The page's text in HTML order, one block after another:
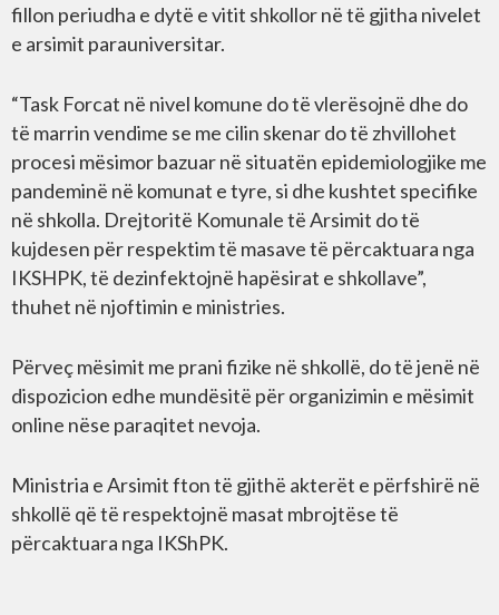
fillon periudha e dytë e vitit shkollor në të gjitha nivelet
e arsimit parauniversitar.
“Task Forcat në nivel komune do të vlerësojnë dhe do
të marrin vendime se me cilin skenar do të zhvillohet
procesi mësimor bazuar në situatën epidemiologjike me
pandeminë në komunat e tyre, si dhe kushtet specifike
në shkolla. Drejtoritë Komunale të Arsimit do të
kujdesen për respektim të masave të përcaktuara nga
IKSHPK, të dezinfektojnë hapësirat e shkollave”,
thuhet në njoftimin e ministries.
Përveç mësimit me prani fizike në shkollë, do të jenë në
dispozicion edhe mundësitë për organizimin e mësimit
online nëse paraqitet nevoja.
Ministria e Arsimit fton të gjithë akterët e përfshirë në
shkollë që të respektojnë masat mbrojtëse të
përcaktuara nga IKShPK.